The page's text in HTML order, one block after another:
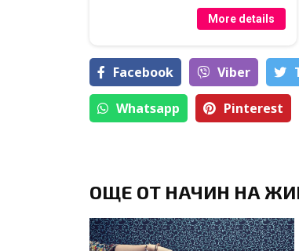
More details
Facebook Viber
Whatsapp Pinterest
ОЩЕ ОТ НАЧИН НА